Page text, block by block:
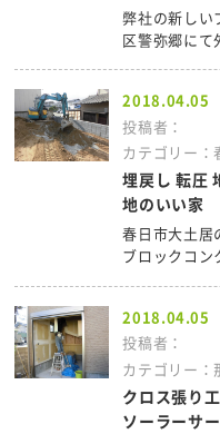
弊社の新しい
区警弥郷にて
2018.04.05
投稿者：
カテゴリー：
埋戻し 転圧
地のいい家
春日市大土居
ブロックコン
2018.04.05
投稿者：
カテゴリー：
クロス張り
ソーラーサ